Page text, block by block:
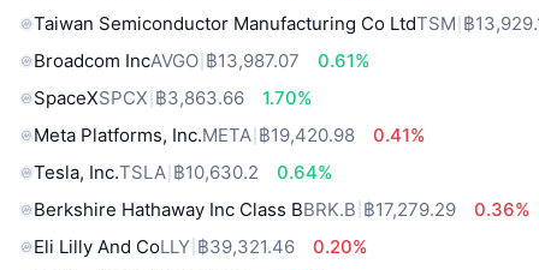
Taiwan Semiconductor Manufacturing Co LtdTSM ฿
Broadcom IncAVGO ฿13,987.07
0.61%
SpaceXSPCX ฿3,863.66
1.70%
Meta Platforms, Inc.META ฿19,420.98
0.41%
Tesla, Inc.TSLA ฿10,630.2
0.64%
Berkshire Hathaway Inc Class BBRK.B ฿17,279.29
0.36%
Eli Lilly And CoLLY ฿39,321.46
0.20%